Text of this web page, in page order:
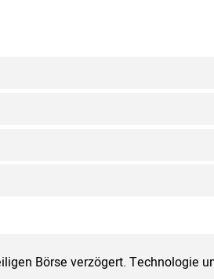
Börse verzögert. Technologie